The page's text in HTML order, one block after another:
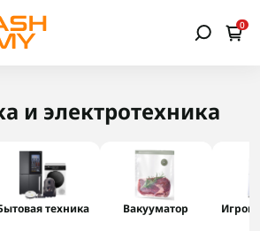
0
и электротехника
техника Вакууматор